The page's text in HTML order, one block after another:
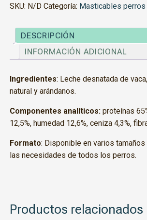
SKU: N/D Categoría: Masticables perros
DESCRIPCIÓN
INFORMACIÓN ADICIONAL
Ingredientes: Leche desnatada de
natural y arándanos.
Componentes analíticos: proteínas
12,5%, humedad 12,6%, ceniza 4,3%,
Formato: Disponible en varios tamaños
las necesidades de todos los perros.
Productos relacionados